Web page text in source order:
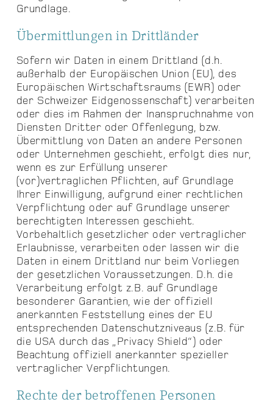
Grundlage.
Übermittlungen in Drittländer
Sofern wir Daten in einem Drittland (d.h.
außerhalb der Europäischen Union (EU), des
Europäischen Wirtschaftsraums (EWR) oder
der Schweizer Eidgenossenschaft) verarbeiten
oder dies im Rahmen der Inanspruchnahme von
Diensten Dritter oder Offenlegung, bzw.
Übermittlung von Daten an andere Personen
oder Unternehmen geschieht, erfolgt dies nur,
wenn es zur Erfüllung unserer
(vor)vertraglichen Pflichten, auf Grundlage
Ihrer Einwilligung, aufgrund einer rechtlichen
Verpflichtung oder auf Grundlage unserer
berechtigten Interessen geschieht.
Vorbehaltlich gesetzlicher oder vertraglicher
Erlaubnisse, verarbeiten oder lassen wir die
Daten in einem Drittland nur beim Vorliegen
der gesetzlichen Voraussetzungen. D.h. die
Verarbeitung erfolgt z.B. auf Grundlage
besonderer Garantien, wie der offiziell
anerkannten Feststellung eines der EU
entsprechenden Datenschutzniveaus (z.B. für
die USA durch das „Privacy Shield“) oder
Beachtung offiziell anerkannter spezieller
vertraglicher Verpflichtungen.
Rechte der betroffenen Personen